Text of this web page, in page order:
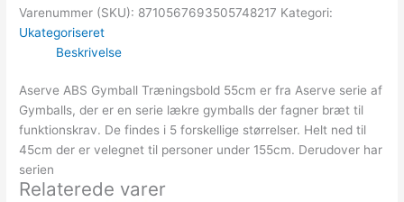
Varenummer (SKU): 8710567693505748217 Kategori:
Ukategoriseret
Beskrivelse
Aserve ABS Gymball Træningsbold 55cm er fra Aserve serie af
Gymballs, der er en serie lækre gymballs der fagner bræt til
funktionskrav. De findes i 5 forskellige størrelser. Helt ned til
45cm der er velegnet til personer under 155cm. Derudover har
serien
Relaterede varer